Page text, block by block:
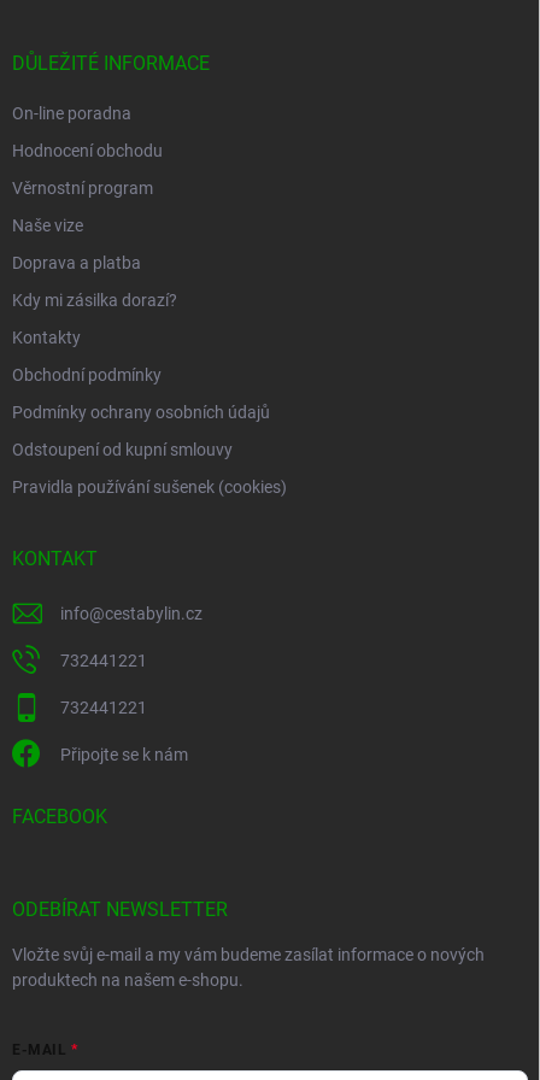
DŮLEŽITÉ INFORMACE
On-line poradna
Hodnocení obchodu
Věrnostní program
Naše vize
Doprava a platba
Kdy mi zásilka dorazí?
Kontakty
Obchodní podmínky
Podmínky ochrany osobních údajů
Odstoupení od kupní smlouvy
Pravidla používání sušenek (cookies)
KONTAKT
info@cestabylin.cz
732441221
732441221
Připojte se k nám
FACEBOOK
ODEBÍRAT NEWSLETTER
Vložte svůj e-mail a my vám budeme zasílat informace o nových
produktech na našem e-shopu.
E-MAIL